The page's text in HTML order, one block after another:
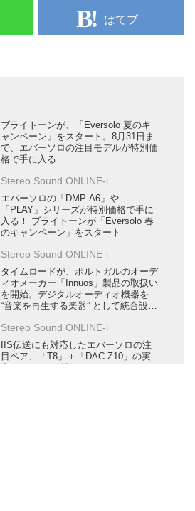
はてブ
ブライトーンが、「Eversolo 夏のキ
ャンペーン」をスタート。8月31日ま
で、エバーソロの注目モデルが特別価
格で手に入る
Stereo Sound ONLINE-i
エバーソロの「DMP-A6」や
「PLAY」シリーズが特別価格で手に
入る！ ブライトーンが「Eversolo 春
のキャンペーン」をスタート
Stereo Sound ONLINE-i
タイムロードが、ポルトガルのオーデ
ィオメーカー「Innuos」製品の取扱い
を開始。デジタルオーディオ機器を
“音楽を再生する楽器” として統合設計
Stereo Sound ONLINE-i
IIS伝送にも対応したエバーソロの注
目ペア、「T8」＋「DAC-Z10」の実
力をじっくり検証した。“エバーソロ